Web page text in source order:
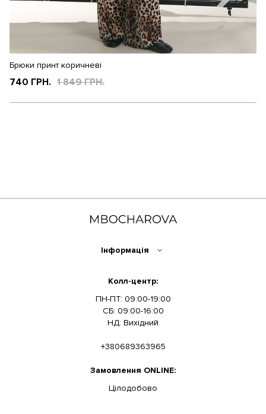
Брюки принт коричневі
740 ГРН. 1 849 ГРН.
Інформація
Колл-центр:
ПН-ПТ: 09:00-19:00
СБ: 09:00-16:00
НД: Вихідний
+380689363965
Замовлення ONLINE:
Цілодобово